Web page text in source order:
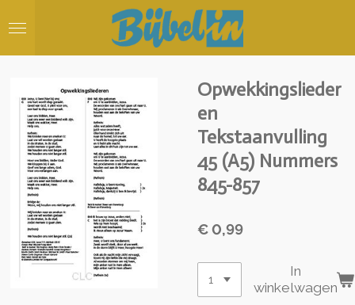
direct
Opwekkingslieder
en
Tekstaanvulling
45 (A5) Nummers
845-857
€ 0,99
In
winkelwagen